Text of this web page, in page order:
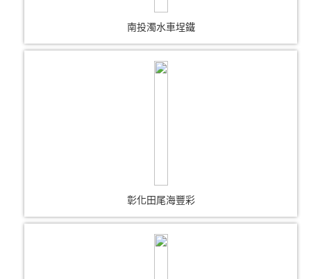
南投濁水車埕鐵
彰化田尾海豐彩